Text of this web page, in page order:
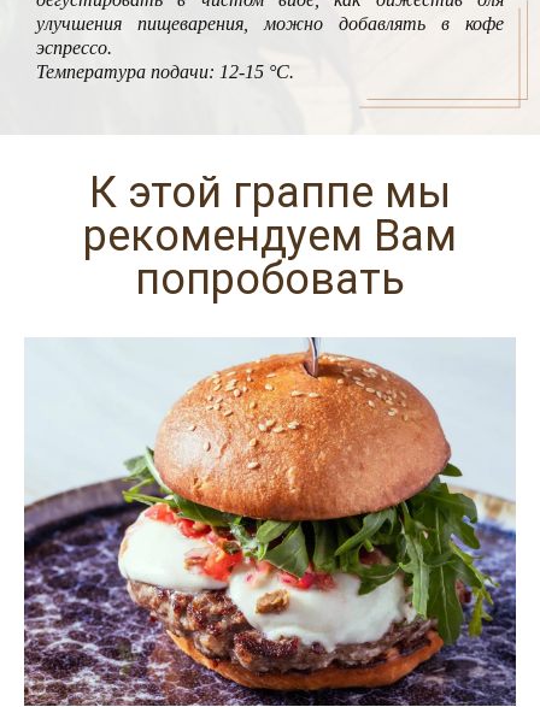
улучшения пищеварения, можно добавлять в кофе
эспрессо.
Температура подачи: 12-15 °С.
К этой граппе мы
рекомендуем Вам
попробовать